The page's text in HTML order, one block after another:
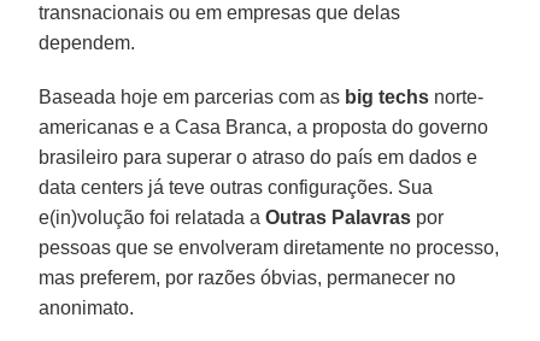
transnacionais ou em empresas que delas
dependem.
Baseada hoje em parcerias com as big techs norte-
americanas e a Casa Branca, a proposta do governo
brasileiro para superar o atraso do país em dados e
data centers já teve outras configurações. Sua
e(in)volução foi relatada aOutras Palavras por
pessoas que se envolveram diretamente no processo,
mas preferem, por razões óbvias, permanecer no
anonimato.